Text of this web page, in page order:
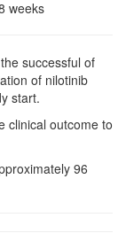
weeks
successful of
of nilotinib
start.
clinical outcome to
96